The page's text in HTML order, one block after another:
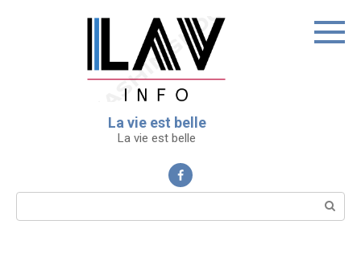
La vie est belle
La vie est belle
Поиск: